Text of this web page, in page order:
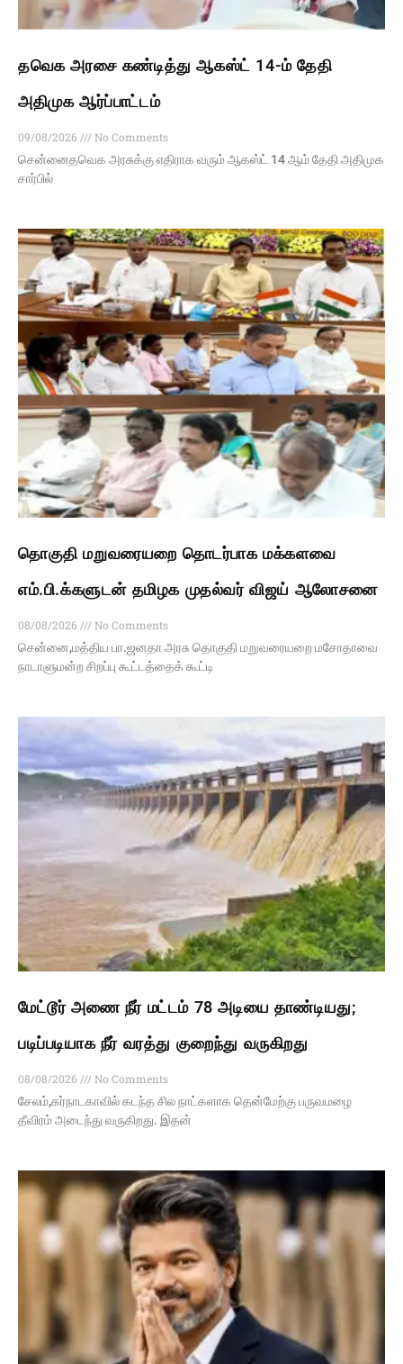
தவெக அரசை கண்டித்து ஆகஸ்ட் 14-ம் தேதி
அதிமுக ஆர்ப்பாட்டம்
09/08/2026
No Comments
சென்னைதவெக அரசுக்கு எதிராக வரும் ஆகஸ்ட் 14 ஆம் தேதி அதிமுக
சார்பில்
தொகுதி மறுவரையறை தொடர்பாக மக்களவை
எம்.பி.க்களுடன் தமிழக முதல்வர் விஜய் ஆலோசனை
08/08/2026
No Comments
சென்னை,மத்திய பா.ஜனதா அரசு தொகுதி மறுவரையறை மசோதாவை
நாடாளுமன்ற சிறப்பு கூட்டத்தைக் கூட்டி
மேட்டூர் அணை நீர் மட்டம் 78 அடியை தாண்டியது;
படிப்படியாக நீர் வரத்து குறைந்து வருகிறது
08/08/2026
No Comments
சேலம்,கர்நாடகாவில் கடந்த சில நாட்களாக தென்மேற்கு பருவமழை
தீவிரம் அடைந்து வருகிறது. இதன்